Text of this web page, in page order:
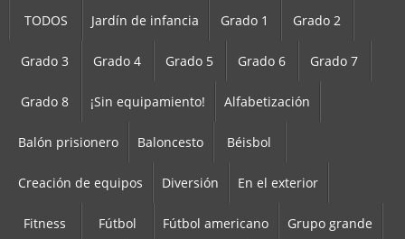
TODOS Jardín de infancia Grado 1 Grado 2
Grado 3 Grado 4 Grado 5 Grado 6 Grado 7
Grado 8 ¡Sin equipamiento! Alfabetización
Balón prisionero Baloncesto Béisbol
Creación de equipos Diversión En el exterior
Fitness Fútbol Fútbol americano Grupo grande